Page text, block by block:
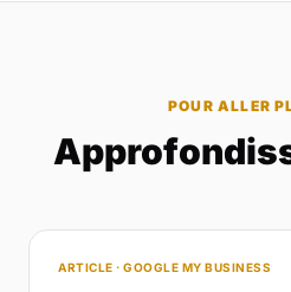
POUR ALLER
ARTICLE · GOOGLE MY BUSINESS